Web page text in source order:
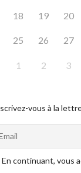
18 19 20
25 26 27
1 2 3
vous à la
En continuant, vous